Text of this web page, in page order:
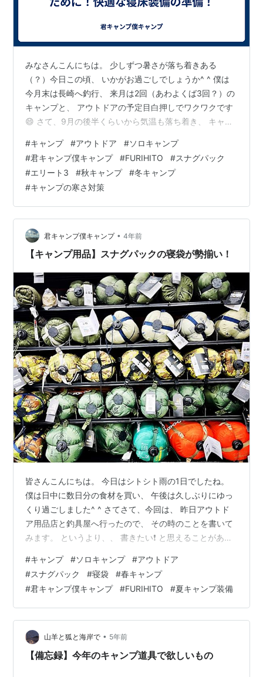
みなさんこんにちは。 少しずつ暑さが落ち着きある
（？）今日この頃、 いかがお過ごしでしょうか^ ^ 僕は
今月末は長崎へ釣行、 来月は2回（あわよくば3回？）の
キャンプと、 アウトドアの予定目白押しでワクワクです
😄 さて、9月の後半くらいから気温も落ち着き、 キャン
ったキャンプの夜も、 寒さを肌で感じる様になる季節で
もあります！ 次回キャンプは10月の頭の予定。 10月の
キャンプでは場所によっては 夜に10度を下回ることもあ
るので、 僕の場合、そろそろ寝袋の登場です♪♪ 初夏〜初
秋にかけてはジャンクブランケット、 秋から春先にかけ
ては寝袋をだし…
#キャンプ #アウトドア #ソロキャンプ
#君キャンプ僕キャンプ #FURIHITO #スナグパック
#エリート3 #秋キャンプ #冬キャンプ
#キャンプの寒さ対策
君キャンプ僕キャンプ • 4年前
【キャンプ用品】スナグパックの寝袋が勢揃い！
皆さんこんにちは。 今日はシトシト雨の1日でしたね。
僕は日中に数日分の食材を買い、 午後は久しぶりにゆっ
くり過ごしました^ ^ さてさて、今回は、 昨日アウトド
ア用品店と釣具屋へ行ったので、 その時のことを書いて
みます。 というより、、 書きたい❗️ と思えることがあっ
も検討してたのですが、 今日の雨予報を受けて予定を変
更。 大阪駅前のヨドバシカメラに行ってきました❗️ ここ
の店舗はアウトドア用品が豊富で、 3フロアに渡って沢
山のギアを見て回れます✨ 更に、建物自体の敷地面積も
広く、 じっくり見ていたら半日かけても見切れない程❗️
ヨドバ…
#キャンプ #ソロキャンプ #アウトドア
#スナグパック #寝袋 #春キャンプ
#君キャンプ僕キャンプ #FURIHITO #夏キャンプ装備
山羊と狐と海岸で • 5年前
【備忘録】今年のキャンプ道具で欲しいもの